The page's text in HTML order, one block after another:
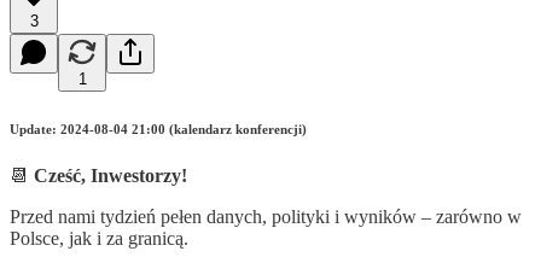
3
1
Update: 2024-08-04 21:00 (kalendarz konferencji)
📆 Cześć, Inwestorzy!
Przed nami tydzień pełen danych, polityki i wyników – zarówno w
Polsce, jak i za granicą.